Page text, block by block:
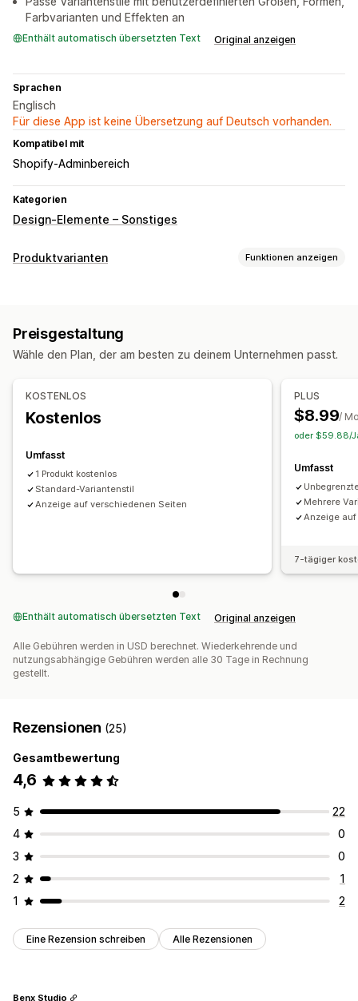
Farbvarianten und Effekten an
Enthält automatisch übersetzten Text Original anzeigen
Sprachen
Englisch
Für diese App ist keine Übersetzung auf Deutsch vorhanden.
Kompatibel mit
Shopify-Adminbereich
Kategorien
Design-Elemente – Sonstiges
Produktvarianten Funktionen anzeigen
Inventar
Manuelle Updates
Preisgestaltung
Wähle den Plan, der am besten zu deinem Unternehmen passt.
KOSTENLOS
Kostenlos
Umfasst
1 Produkt kostenlos
Standard-Variantenstil
Anzeige auf verschiedenen Seiten
PLUS
$8.99/
oder $59.88/
Umfasst
Mehrere
Anzeige
7-tägiger
Enthält automatisch übersetzten Text Original anzeigen
Alle Gebühren werden in USD berechnet. Wiederkehrende und
nutzungsabhängige Gebühren werden alle 30 Tage in Rechnung
gestellt.
Rezensionen (25)
Gesamtbewertung
4,6
5
22
4
0
3
0
2
1
1
2
Eine Rezension schreiben Alle Rezensionen
Benx Studio